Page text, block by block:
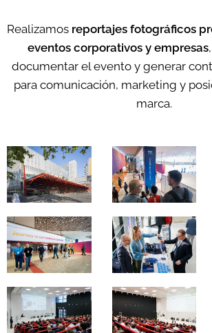
Realizamos reportajes fotográficos
eventos corporativos y empresas
documentar el evento y generar
para comunicación, marketing y
marca.